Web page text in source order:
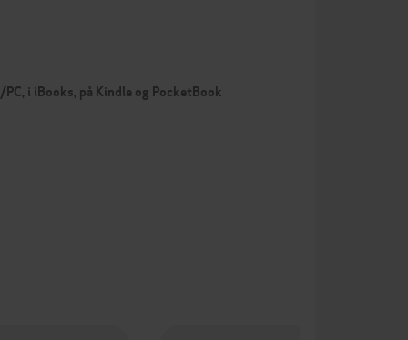
i iBooks, på Kindle og PocketBook